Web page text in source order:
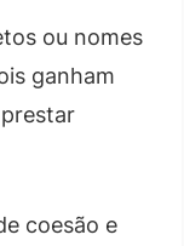
ou nomes
ganham
coesão e